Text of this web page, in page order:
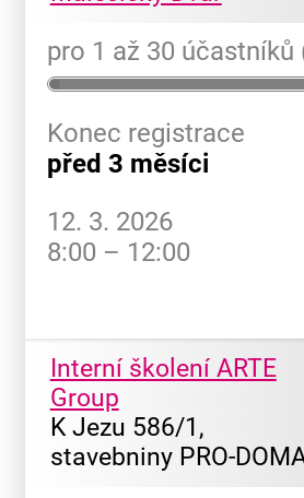
pro 1 až 30 účastníků
Konec registrace
před 3 měsíci
12. 3. 2026
8:00 – 12:00
Interní školení ARTE
Group
K Jezu 586/1,
stavebniny PRO-